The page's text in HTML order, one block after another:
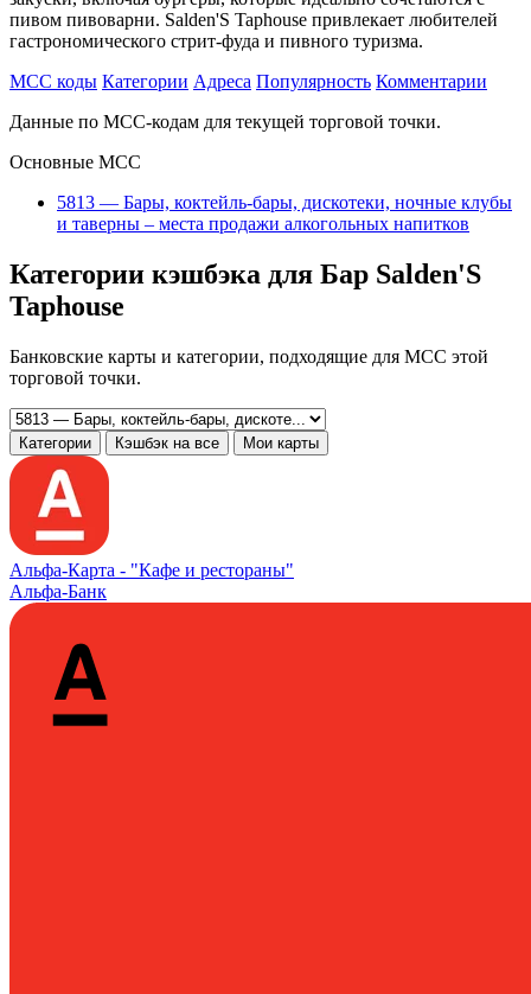
пивом пивоварни. Salden'S Taphouse привлекает любителей
гастрономического стрит-фуда и пивного туризма.
MCC коды Категории Адреса Популярность Комментарии
Данные по MCC-кодам для текущей торговой точки.
Основные MCC
5813 — Бары, коктейль-бары, дискотеки, ночные клубы
и таверны – места продажи алкогольных напитков
Категории кэшбэка для Бар Salden'S
Taphouse
Банковские карты и категории, подходящие для MCC этой
торговой точки.
Категории Кэшбэк на все Мои карты
Альфа‑Карта - "Кафе и рестораны"
Альфа-Банк